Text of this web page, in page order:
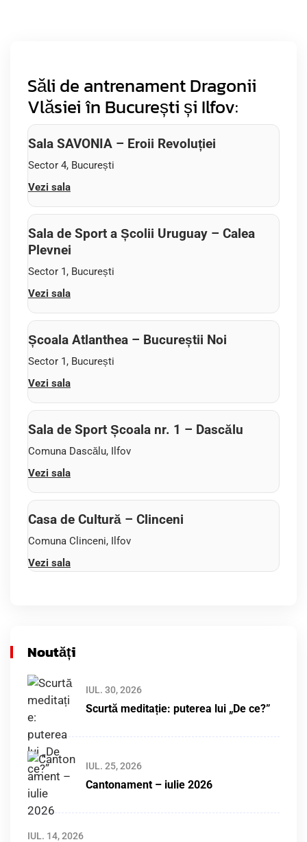
Săli de antrenament Dragonii
Vlăsiei în București și Ilfov:
Sala SAVONIA – Eroii Revoluției
Sector 4, București
Vezi sala
Sala de Sport a Școlii Uruguay – Calea
Plevnei
Sector 1, București
Vezi sala
Școala Atlanthea – Bucureștii Noi
Sector 1, București
Vezi sala
Sala de Sport Școala nr. 1 – Dascălu
Comuna Dascălu, Ilfov
Vezi sala
Casa de Cultură – Clinceni
Comuna Clinceni, Ilfov
Vezi sala
Noutăți
IUL. 30, 2026
Scurtă meditație: puterea lui „De ce?”
IUL. 25, 2026
Cantonament – iulie 2026
IUL. 14, 2026